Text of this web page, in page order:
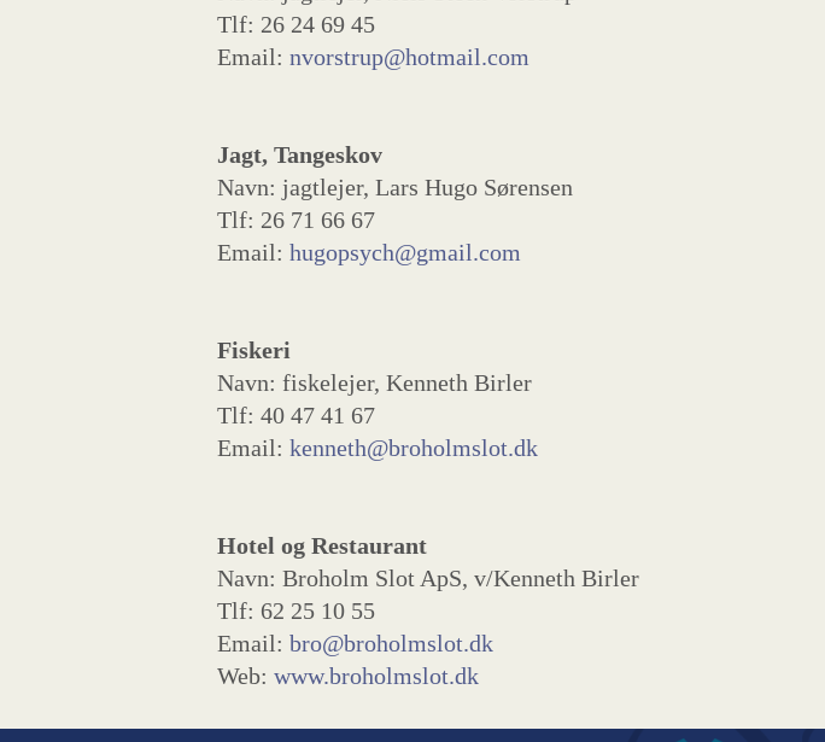
Tlf: 26 24 69 45
Email: nvorstrup@hotmail.com
Jagt, Tangeskov
Navn: jagtlejer, Lars Hugo Sørensen
Tlf: 26 71 66 67
Email: hugopsych@gmail.com
Fiskeri
Navn: fiskelejer, Kenneth Birler
Tlf: 40 47 41 67
Email: kenneth@broholmslot.dk
Hotel og Restaurant
Navn: Broholm Slot ApS, v/Kenneth Birler
Tlf: 62 25 10 55
Email: bro@broholmslot.dk
Web: www.broholmslot.dk